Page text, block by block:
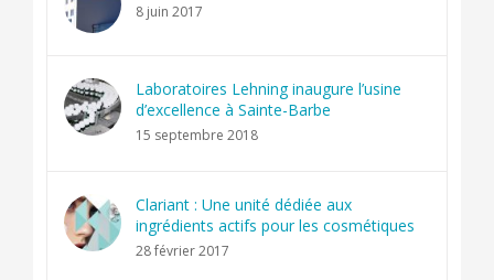
8 juin 2017
Laboratoires Lehning inaugure l’usine
d’excellence à Sainte-Barbe
15 septembre 2018
Clariant : Une unité dédiée aux
ingrédients actifs pour les cosmétiques
28 février 2017